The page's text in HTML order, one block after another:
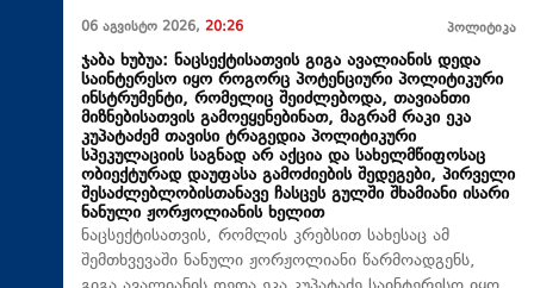
06 აგვისტო 2026, 20:26 პოლიტიკა
ჯაბა ხუბუა: ნაცსექტისათვის გიგა ავალიანის დედა
საინტერესო იყო როგორც პოტენციური პოლიტიკური
ინსტრუმენტი, რომელიც შეიძლებოდა, თავიანთი
მიზნებისათვის გამოეყენებინათ, მაგრამ რაკი ეკა
კუპატაძემ თავისი ტრაგედია პოლიტიკური
სპეკულაციის საგნად არ აქცია და სახელმწიფოსაც
ობიექტურად დაუფასა გამოძიების შედეგები, პირველი
შესაძლებლობისთანავე ჩასცეს გულში შხამიანი ისარი
ნანული ჟორჟოლიანის ხელით
ნაცსექტისათვის, რომლის კრებსით სახესაც ამ
შემთხვევაში ნანული ჟორჟოლიანი წარმოადგენს,